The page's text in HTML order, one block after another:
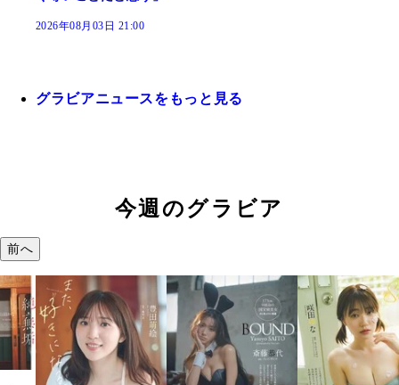
2026年08月03日 21:00
グラビアニュースをもっと見る
今週のグラビア
前へ